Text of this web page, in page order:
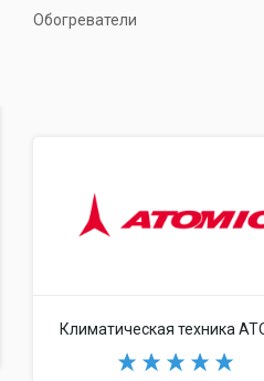
Обогреватели
Климатическая техника